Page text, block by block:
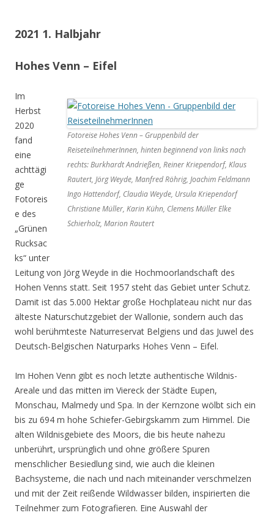
2021 1. Halbjahr
Hohes Venn – Eifel
Fotoreise Hohes Venn – Gruppenbild der
ReiseteilnehmerInnen, hinten beginnend von links nach
rechts: Burkhardt Andrießen, Reiner Kriependorf, Klaus
Rautert, Jörg Weyde, Manfred Röhrig, Joachim Feldmann
Ingo Hattendorf, Claudia Weyde, Ursula Kriependorf
Christiane Müller, Karin Kühn, Clemens Müller Elke
Schierholz, Marion Rautert
Im
Herbst
2020
fand
eine
achttägi
ge
Fotoreis
e des
„Grünen
Rucksac
ks“ unter
Leitung von Jörg Weyde in die Hochmoorlandschaft des
Hohen Venns statt. Seit 1957 steht das Gebiet unter Schutz.
Damit ist das 5.000 Hektar große Hochplateau nicht nur das
älteste Naturschutzgebiet der Wallonie, sondern auch das
wohl berühmteste Naturreservat Belgiens und das Juwel des
Deutsch-Belgischen Naturparks Hohes Venn – Eifel.
Im Hohen Venn gibt es noch letzte authentische Wildnis-
Areale und das mitten im Viereck der Städte Eupen,
Monschau, Malmedy und Spa. In der Kernzone wölbt sich ein
bis zu 694 m hohe Schiefer-Gebirgskamm zum Himmel. Die
alten Wildnisgebiete des Moors, die bis heute nahezu
unberührt, ursprünglich und ohne größere Spuren
menschlicher Besiedlung sind, wie auch die kleinen
Bachsysteme, die nach und nach miteinander verschmelzen
und mit der Zeit reißende Wildwasser bilden, inspirierten die
Teilnehmer zum Fotografieren. Eine Auswahl der